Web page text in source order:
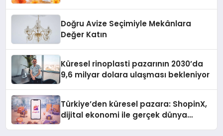
Doğru Avize Seçimiyle Mekânlara
Değer Katın
Küresel rinoplasti pazarının 2030’da
9,6 milyar dolara ulaşması bekleniyor
Türkiye’den küresel pazara: ShopinX,
dijital ekonomi ile gerçek dünya